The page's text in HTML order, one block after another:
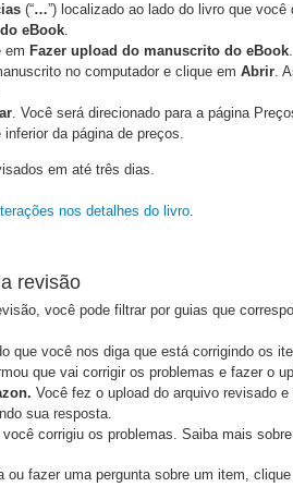
(“…”) localizado ao lado do livro que você
eBook.
em Fazer upload do manuscrito do eBook.
no computador e clique em Abrir.
. Você será direcionado para a página
inferior da página de preços.
em até três dias.
nos detalhes do livro.
revisão
você pode filtrar por guias que
que você nos diga que está corrigindo os
que vai corrigir os problemas e fazer o
Você fez o upload do arquivo revisado
sua resposta.
corrigiu os problemas. Saiba mais sobre
ou fazer uma pergunta sobre um item, clique